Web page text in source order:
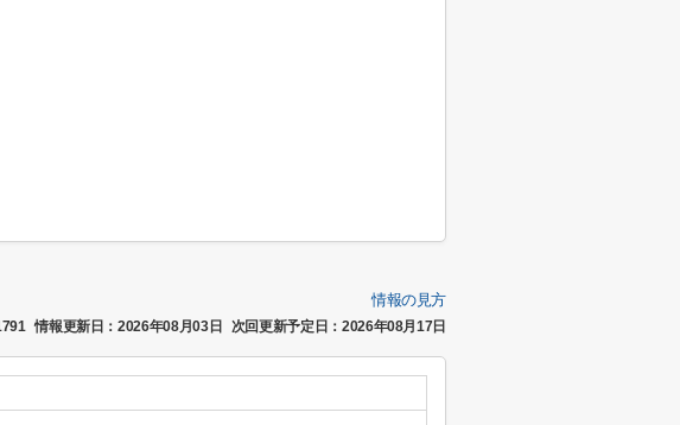
情報の見方
情報更新日：2026年08月03日 次回更新予定日：2026年08月17日